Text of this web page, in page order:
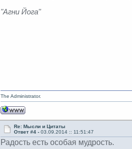
"Агни Йога"
The Administrator.
Re: Мысли и Цитаты
Ответ #4 -03.09.2014 :: 11:51:47
Радость есть особая мудрость.